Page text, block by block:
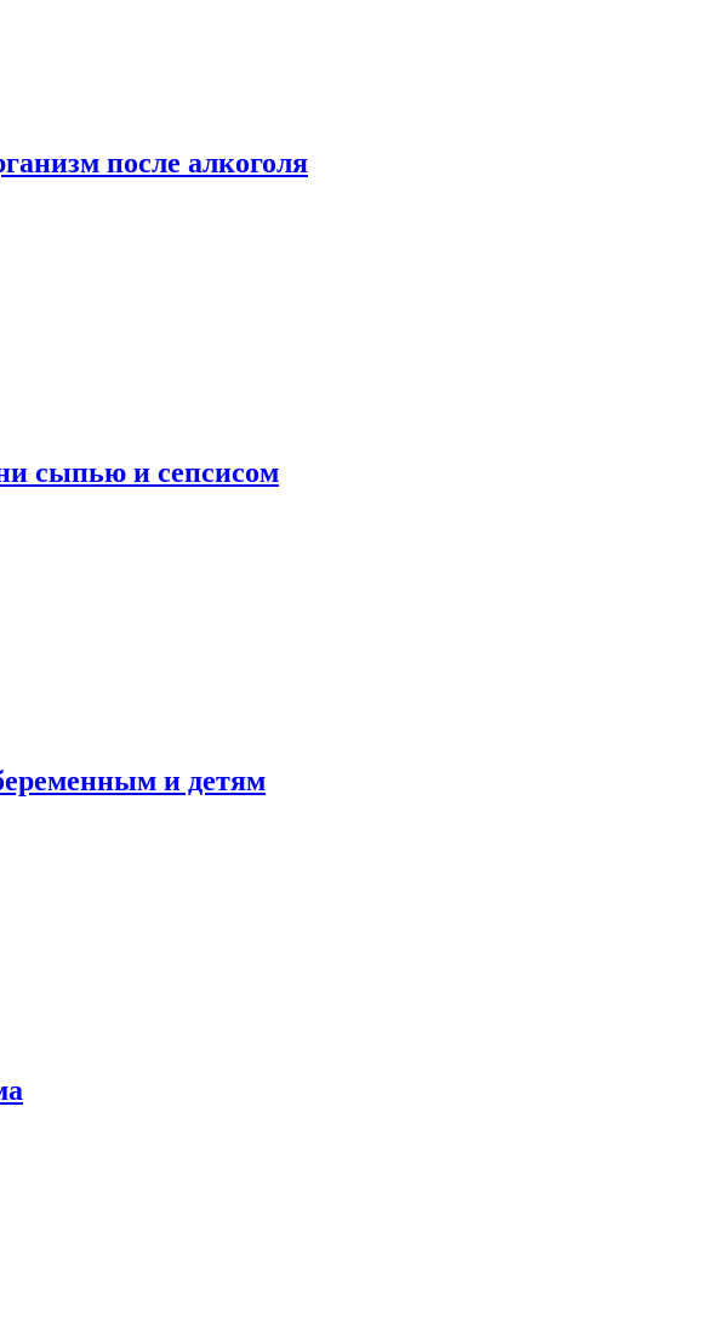
после алкоголя
сыпью и сепсисом
и детям